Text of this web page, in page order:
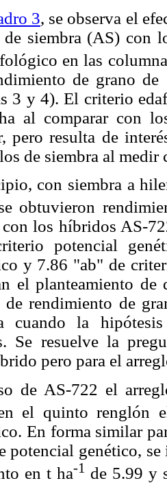
3, se observa el
siembra (AS) con
en las
de grano de
3 y 4). El criterio
al comparar con
pero resulta de
de siembra al
con siembra a
obtuvieron
con los híbridos AS-
potencial
y 7.86 "ab" de
el planteamiento de
de rendimiento de
cuando la
Se resuelve la
pero para el
de AS-722 el
el quinto renglón
En forma similar
potencial genético,
en t ha-1 de 5.99 y